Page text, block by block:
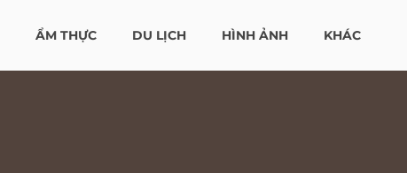
ẨM THỰC DU LỊCH HÌNH ẢNH KHÁC